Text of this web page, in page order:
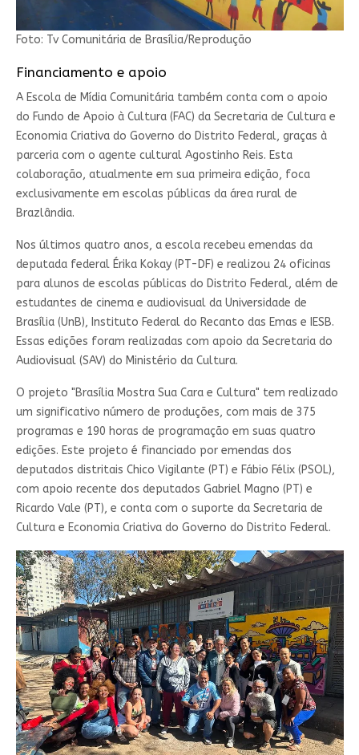
Foto: Tv Comunitária de Brasília/Reprodução
Financiamento e apoio
A Escola de Mídia Comunitária também conta com o apoio
do Fundo de Apoio à Cultura (FAC) da Secretaria de Cultura e
Economia Criativa do Governo do Distrito Federal, graças à
parceria com o agente cultural Agostinho Reis. Esta
colaboração, atualmente em sua primeira edição, foca
exclusivamente em escolas públicas da área rural de
Brazlândia.
Nos últimos quatro anos, a escola recebeu emendas da
deputada federal Érika Kokay (PT-DF) e realizou 24 oficinas
para alunos de escolas públicas do Distrito Federal, além de
estudantes de cinema e audiovisual da Universidade de
Brasília (UnB), Instituto Federal do Recanto das Emas e IESB.
Essas edições foram realizadas com apoio da Secretaria do
Audiovisual (SAV) do Ministério da Cultura.
O projeto "Brasília Mostra Sua Cara e Cultura" tem realizado
um significativo número de produções, com mais de 375
programas e 190 horas de programação em suas quatro
edições. Este projeto é financiado por emendas dos
deputados distritais Chico Vigilante (PT) e Fábio Félix (PSOL),
com apoio recente dos deputados Gabriel Magno (PT) e
Ricardo Vale (PT), e conta com o suporte da Secretaria de
Cultura e Economia Criativa do Governo do Distrito Federal.